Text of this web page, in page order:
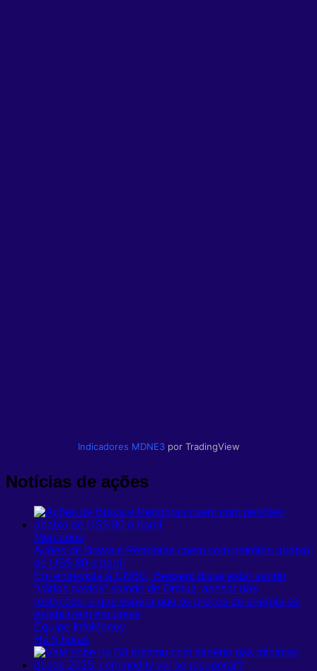
Indicadores MDNE3 por TradingView
Notícias de ações
Mercados
Ações de Brava e Petrobras caem com petróleo abaixo
de US$ 80 o barril
Em entrevista à CNBC, Bessent disse estar vendo
“vários navios” saindo de Ormuz, apesar das
restrições, e que espera que os preços de energia se
estabilizem em breve
Equipe InfoMoney
Há 5 horas